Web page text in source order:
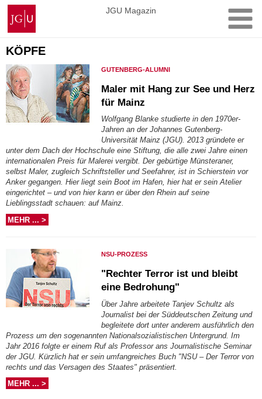
Zum
Inhalt
springen
Johannes
Gutenberg-
Universität
Mainz
JGU Magazin
KÖPFE
GUTENBERG-ALUMNI
Maler mit Hang zur See und Herz
für Mainz
Wolfgang Blanke studierte in den 1970er-
Jahren an der Johannes Gutenberg-
Universität Mainz (JGU). 2013 gründete er
unter dem Dach der Hochschule eine Stiftung, die alle zwei Jahre einen
internationalen Preis für Malerei vergibt. Der gebürtige Münsteraner,
selbst Maler, zugleich Schriftsteller und Seefahrer, ist in Schierstein vor
Anker gegangen. Hier liegt sein Boot im Hafen, hier hat er sein Atelier
eingerichtet – und von hier kann er über den Rhein auf seine
Lieblingsstadt schauen: auf Mainz.
MEHR ... >
NSU-PROZESS
"Rechter Terror ist und bleibt
eine Bedrohung"
Über Jahre arbeitete Tanjev Schultz als
Journalist bei der Süddeutschen Zeitung und
begleitete dort unter anderem ausführlich den
Prozess um den sogenannten Nationalsozialistischen Untergrund. Im
Jahr 2016 folgte er einem Ruf als Professor ans Journalistische Seminar
der JGU. Kürzlich hat er sein umfangreiches Buch "NSU – Der Terror von
rechts und das Versagen des Staates" präsentiert.
MEHR ... >